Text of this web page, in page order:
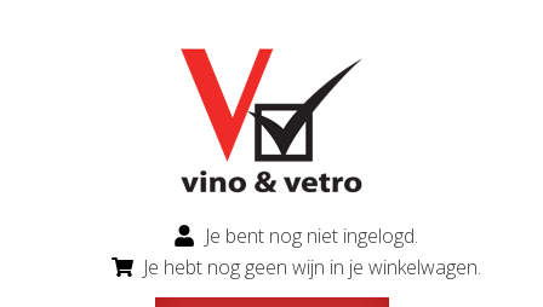
Je bent nog niet ingelogd.
Je hebt nog geen wijn in je winkelwagen.